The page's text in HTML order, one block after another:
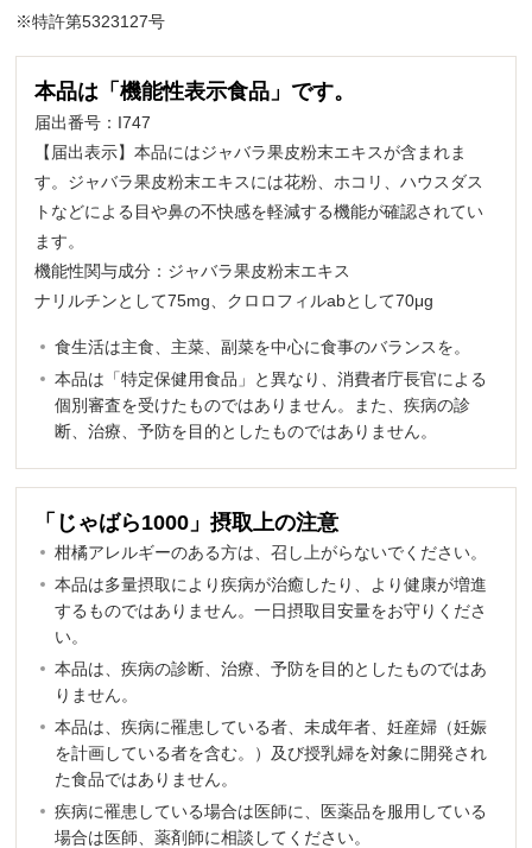
※特許第5323127号
本品は「機能性表示食品」です。
届出番号：I747
【届出表示】本品にはジャバラ果皮粉末エキスが含まれま
す。ジャバラ果皮粉末エキスには花粉、ホコリ、ハウスダス
トなどによる目や鼻の不快感を軽減する機能が確認されてい
ます。
機能性関与成分：ジャバラ果皮粉末エキス
ナリルチンとして75mg、クロロフィルabとして70μg
食生活は主食、主菜、副菜を中心に食事のバランスを。
本品は「特定保健用食品」と異なり、消費者庁長官による
個別審査を受けたものではありません。また、疾病の診
断、治療、予防を目的としたものではありません。
「じゃばら1000」摂取上の注意
柑橘アレルギーのある方は、召し上がらないでください。
本品は多量摂取により疾病が治癒したり、より健康が増進
するものではありません。一日摂取目安量をお守りくださ
い。
本品は、疾病の診断、治療、予防を目的としたものではあ
りません。
本品は、疾病に罹患している者、未成年者、妊産婦（妊娠
を計画している者を含む。）及び授乳婦を対象に開発され
た食品ではありません。
疾病に罹患している場合は医師に、医薬品を服用している
場合は医師、薬剤師に相談してください。